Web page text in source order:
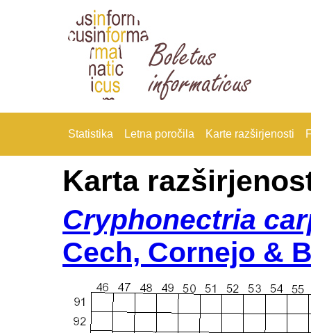
Statistika Letna poročila Karte razširjenosti
Karta
Cryphonectria
Cech, Cornejo &